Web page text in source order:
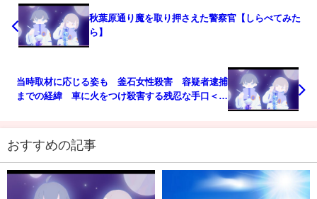
秋葉原通り魔を取り押さえた警察官【しらべてみた
ら】
当時取材に応じる姿も 釜石女性殺害 容疑者逮捕
までの経緯 車に火をつけ殺害する残忍な手口＜岩
おすすめの記事